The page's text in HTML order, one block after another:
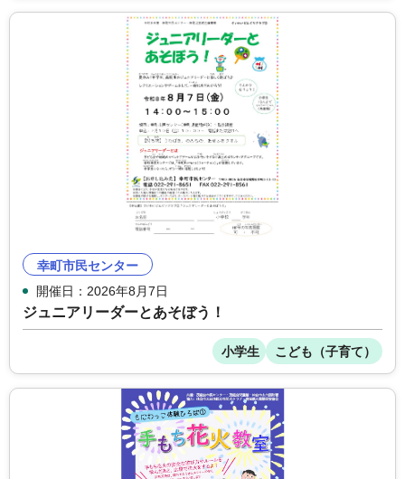
幸町市民センター
開催日：2026年8月7日
ジュニアリーダーとあそぼう！
小学生 こども（子育て）